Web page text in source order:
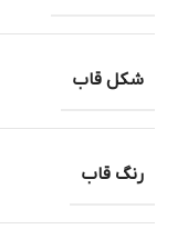
شکل قاب
رنگ قاب